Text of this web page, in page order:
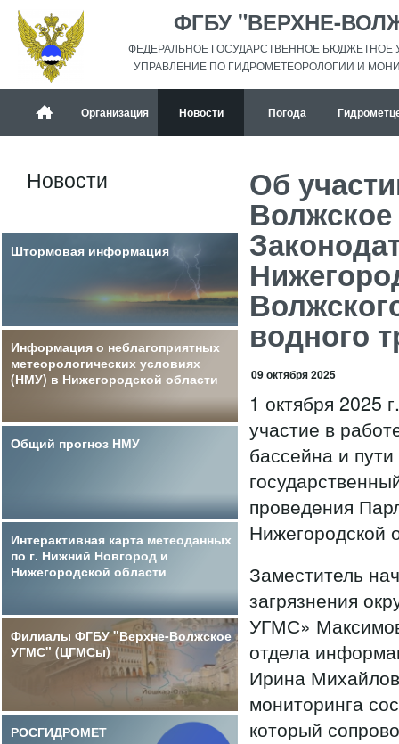
ФГБУ "ВЕРХНЕ-
ФЕДЕРАЛЬНОЕ ГОСУДАРСТВЕННОЕ
УПРАВЛЕНИЕ ПО ГИДРОМЕТЕОРОЛОГИИ И
Организация Новости Погода
Об
водного
09 октября 2025
1 октября 2025
участие в
бассейна и
проведения
Нижегородской
Заместитель
загрязнения
УГМС»
отдела
Ирина
мониторинга
который
Новости
Штормовая информация
Информация о неблагоприятных
метеорологических условиях
(НМУ) в Нижегородской области
Общий прогноз НМУ
Интерактивная карта метеоданных
по г. Нижний Новгород и
Нижегородской области
Филиалы ФГБУ "Верхне-Волжское
УГМС" (ЦГМСы)
РОСГИДРОМЕТ